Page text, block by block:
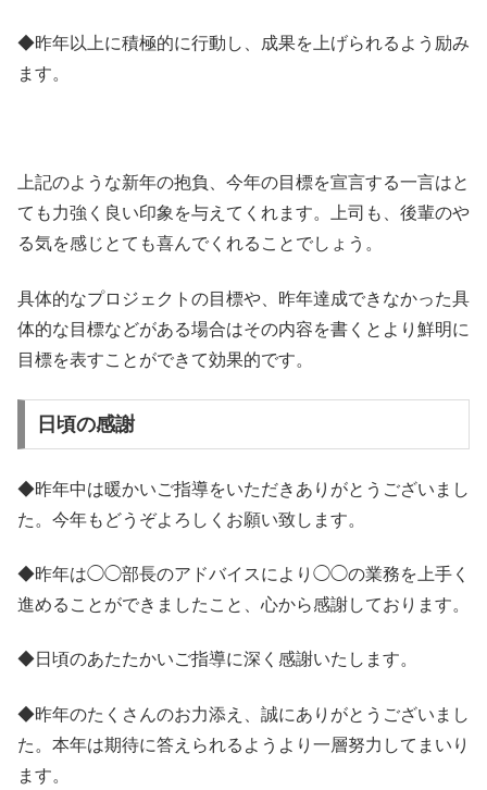
◆昨年以上に積極的に行動し、成果を上げられるよう励み
ます。
上記のような新年の抱負、今年の目標を宣言する一言はと
ても力強く良い印象を与えてくれます。上司も、後輩のや
る気を感じとても喜んでくれることでしょう。
具体的なプロジェクトの目標や、昨年達成できなかった具
体的な目標などがある場合はその内容を書くとより鮮明に
目標を表すことができて効果的です。
日頃の感謝
◆昨年中は暖かいご指導をいただきありがとうございまし
た。今年もどうぞよろしくお願い致します。
◆昨年は◯◯部長のアドバイスにより◯◯の業務を上手く
進めることができましたこと、心から感謝しております。
◆日頃のあたたかいご指導に深く感謝いたします。
◆昨年のたくさんのお力添え、誠にありがとうございまし
た。本年は期待に答えられるようより一層努力してまいり
ます。